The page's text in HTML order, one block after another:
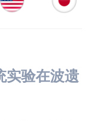
实验在波遗